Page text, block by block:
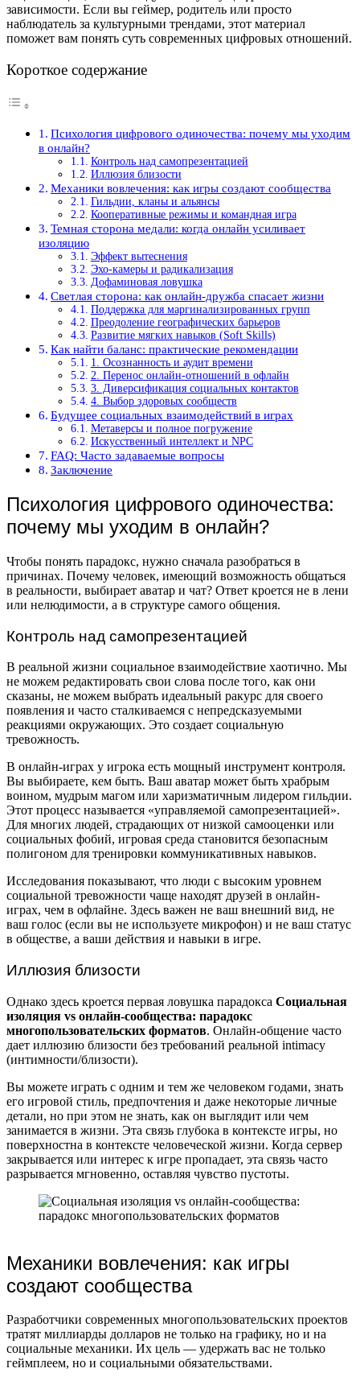
зависимости. Если вы геймер, родитель или просто
наблюдатель за культурными трендами, этот материал
поможет вам понять суть современных цифровых отношений.
Короткое содержание
Психология цифрового одиночества: почему мы уходим
в онлайн?
Контроль над самопрезентацией
Иллюзия близости
Механики вовлечения: как игры создают сообщества
Гильдии, кланы и альянсы
Кооперативные режимы и командная игра
Темная сторона медали: когда онлайн усиливает
изоляцию
Эффект вытеснения
Эхо-камеры и радикализация
Дофаминовая ловушка
Светлая сторона: как онлайн-дружба спасает жизни
Поддержка для маргинализированных групп
Преодоление географических барьеров
Развитие мягких навыков (Soft Skills)
Как найти баланс: практические рекомендации
1. Осознанность и аудит времени
2. Перенос онлайн-отношений в офлайн
3. Диверсификация социальных контактов
4. Выбор здоровых сообществ
Будущее социальных взаимодействий в играх
Метаверсы и полное погружение
Искусственный интеллект и NPC
FAQ: Часто задаваемые вопросы
Заключение
Психология цифрового одиночества:
почему мы уходим в онлайн?
Чтобы понять парадокс, нужно сначала разобраться в
причинах. Почему человек, имеющий возможность общаться
в реальности, выбирает аватар и чат? Ответ кроется не в лени
или нелюдимости, а в структуре самого общения.
Контроль над самопрезентацией
В реальной жизни социальное взаимодействие хаотично. Мы
не можем редактировать свои слова после того, как они
сказаны, не можем выбрать идеальный ракурс для своего
появления и часто сталкиваемся с непредсказуемыми
реакциями окружающих. Это создает социальную
тревожность.
В онлайн-играх у игрока есть мощный инструмент контроля.
Вы выбираете, кем быть. Ваш аватар может быть храбрым
воином, мудрым магом или харизматичным лидером гильдии.
Этот процесс называется «управляемой самопрезентацией».
Для многих людей, страдающих от низкой самооценки или
социальных фобий, игровая среда становится безопасным
полигоном для тренировки коммуникативных навыков.
Исследования показывают, что люди с высоким уровнем
социальной тревожности чаще находят друзей в онлайн-
играх, чем в офлайне. Здесь важен не ваш внешний вид, не
ваш голос (если вы не используете микрофон) и не ваш статус
в обществе, а ваши действия и навыки в игре.
Иллюзия близости
Однако здесь кроется первая ловушка парадокса Социальная
изоляция vs онлайн-сообщества: парадокс
многопользовательских форматов. Онлайн-общение часто
дает иллюзию близости без требований реальной intimacy
(интимности/близости).
Вы можете играть с одним и тем же человеком годами, знать
его игровой стиль, предпочтения и даже некоторые личные
детали, но при этом не знать, как он выглядит или чем
занимается в жизни. Эта связь глубока в контексте игры, но
поверхностна в контексте человеческой жизни. Когда сервер
закрывается или интерес к игре пропадает, эта связь часто
разрывается мгновенно, оставляя чувство пустоты.
Механики вовлечения: как игры
создают сообщества
Разработчики современных многопользовательских проектов
тратят миллиарды долларов не только на графику, но и на
социальные механики. Их цель — удержать вас не только
геймплеем, но и социальными обязательствами.